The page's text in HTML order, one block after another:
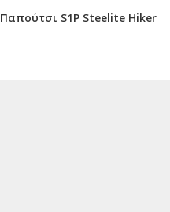
Παπούτσι S1P Steelite Hiker